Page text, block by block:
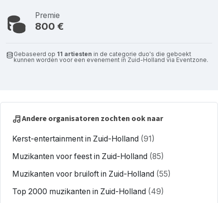
Premie
800 €
Gebaseerd op 11 artiesten in de categorie duo's die geboekt
kunnen worden voor een evenement in Zuid-Holland via Eventzone.
Andere organisatoren zochten ook naar
Kerst-entertainment in Zuid-Holland (91)
Muzikanten voor feest in Zuid-Holland (85)
Muzikanten voor bruiloft in Zuid-Holland (55)
Top 2000 muzikanten in Zuid-Holland (49)